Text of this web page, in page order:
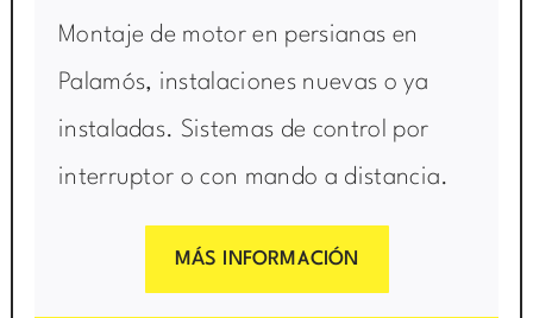
Montaje de motor en persianas en
Palamós, instalaciones nuevas o ya
instaladas. Sistemas de control por
interruptor o con mando a distancia.
MÁS INFORMACIÓN